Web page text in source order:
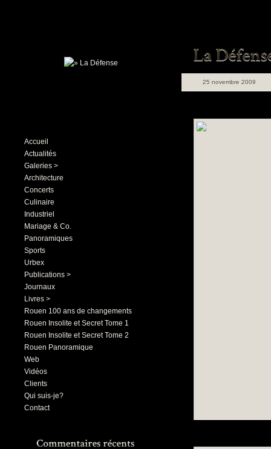
Accueil
Actualités
Galeries >
Architecture
Concerts
Culinaire
Industriel
Mariage & Co.
Panoramiques
Sports
Urbex
Publications >
Journaux
Livres >
Rouen 100 ans de changements
Rouen Insolite et Secret Tome 1
Rouen Insolite et Secret Tome 2
Rouen Panoramique
Web
Vidéos
Clients
Qui suis-je?
Contact
25 novembre 2009